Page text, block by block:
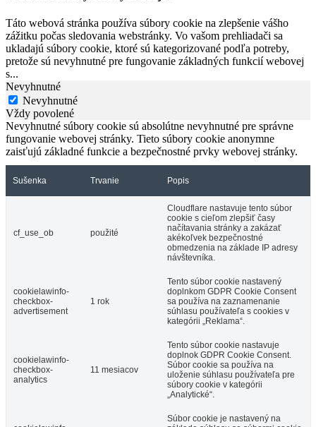
Táto webová stránka používa súbory cookie na zlepšenie vášho
zážitku počas sledovania webstránky. Vo vašom prehliadači sa
ukladajú súbory cookie, ktoré sú kategorizované podľa potreby,
pretože sú nevyhnutné pre fungovanie základných funkcií webovej
s...
Nevyhnutné
Nevyhnutné
Vždy povolené
Nevyhnutné súbory cookie sú absolútne nevyhnutné pre správne
fungovanie webovej stránky. Tieto súbory cookie anonymne
zaisťujú základné funkcie a bezpečnostné prvky webovej stránky.
Sušenka Trvanie Popis
cf_use_ob použité
Cloudflare nastavuje tento súbor
cookie s cieľom zlepšiť časy
načítavania stránky a zakázať
akékoľvek bezpečnostné
obmedzenia na základe IP adresy
návštevníka.
cookielawinfo-
checkbox-
advertisement
1 rok
Tento súbor cookie nastavený
doplnkom GDPR Cookie Consent
sa používa na zaznamenanie
súhlasu používateľa s cookies v
kategórii „Reklama“.
cookielawinfo-
checkbox-
analytics
11 mesiacov
Tento súbor cookie nastavuje
doplnok GDPR Cookie Consent.
Súbor cookie sa používa na
uloženie súhlasu používateľa pre
súbory cookie v kategórii
„Analytické“.
Súbor cookie je nastavený na